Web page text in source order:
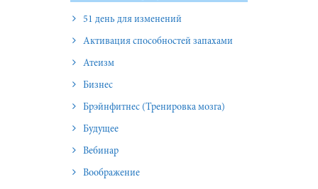
51 день для изменений
Активация способностей запахами
Атеизм
Бизнес
Брэйнфитнес (Тренировка мозга)
Будущее
Вебинар
Воображение